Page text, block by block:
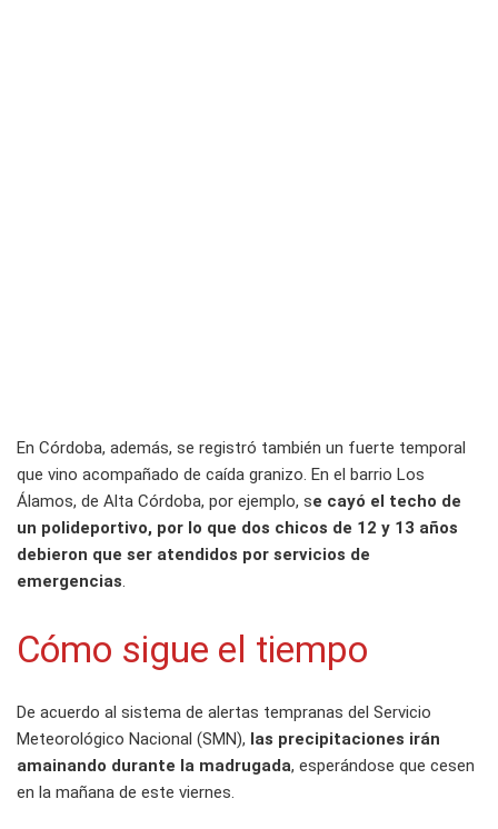
En Córdoba, además, se registró también un fuerte temporal
que vino acompañado de caída granizo. En el barrio Los
Álamos, de Alta Córdoba, por ejemplo, se cayó el techo de
un polideportivo, por lo que dos chicos de 12 y 13 años
debieron que ser atendidos por servicios de
emergencias.
Cómo sigue el tiempo
De acuerdo al sistema de alertas tempranas del Servicio
Meteorológico Nacional (SMN), las precipitaciones irán
amainando durante la madrugada, esperándose que cesen
en la mañana de este viernes.